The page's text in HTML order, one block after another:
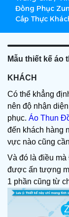
Đồng Phục
Cấp Thực
Mẫu thiết kế áo
KHÁCH
Có thể khẳng
nên độ nhận
phục. Áo Thun
đến khách hàng
vực nào cũng
Và đó là điều
được ấn tượng
1 phần cũng từ